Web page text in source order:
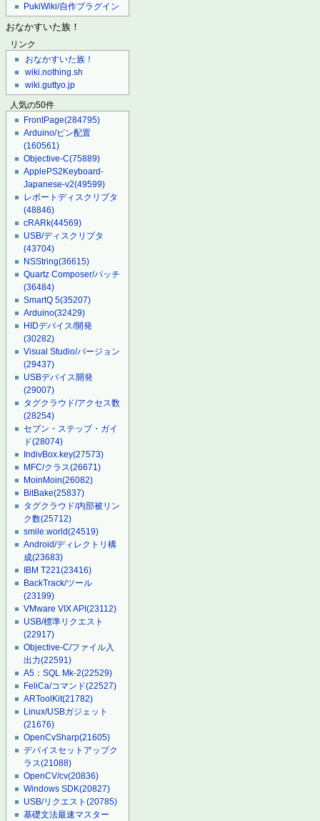
PukiWiki/自作プラグイン
おなかすいた族！
リンク
おなかすいた族！
wiki.nothing.sh
wiki.guttyo.jp
人気の50件
FrontPage(284795)
Arduino/ピン配置
(160561)
Objective-C(75889)
ApplePS2Keyboard-
Japanese-v2(49599)
レポートディスクリプタ
(48846)
cRARk(44569)
USB/ディスクリプタ
(43704)
NSString(36615)
Quartz Composer/パッチ
(36484)
SmartQ 5(35207)
Arduino(32429)
HIDデバイス/開発
(30282)
Visual Studio/バージョン
(29437)
USBデバイス開発
(29007)
タグクラウド/アクセス数
(28254)
セブン・ステップ・ガイ
ド(28074)
IndivBox.key(27573)
MFC/クラス(26671)
MoinMoin(26082)
BitBake(25837)
タグクラウド/内部被リン
ク数(25712)
smile.world(24519)
Android/ディレクトリ構
成(23683)
IBM T221(23416)
BackTrack/ツール
(23199)
VMware VIX API(23112)
USB/標準リクエスト
(22917)
Objective-C/ファイル入
出力(22591)
A5：SQL Mk-2(22529)
FeliCa/コマンド(22527)
ARToolKit(21782)
Linux/USBガジェット
(21676)
OpenCvSharp(21605)
デバイスセットアップク
ラス(21088)
OpenCV/cv(20836)
Windows SDK(20827)
USB/リクエスト(20785)
基礎文法最速マスター